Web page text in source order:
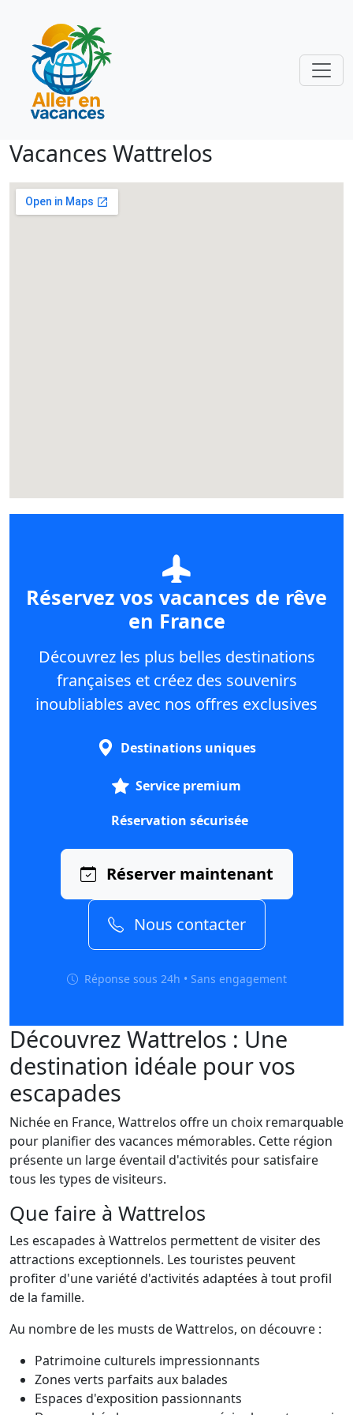
Vacances Wattrelos
Réservez vos vacances de rêve
en France
Découvrez les plus belles destinations
françaises et créez des souvenirs
inoubliables avec nos offres exclusives
Destinations uniques
Service premium
Réservation sécurisée
Réserver maintenant
Nous contacter
Réponse sous 24h • Sans engagement
Découvrez Wattrelos : Une
destination idéale pour vos
escapades
Nichée en France, Wattrelos offre un choix remarquable
pour planifier des vacances mémorables. Cette région
présente un large éventail d'activités pour satisfaire
tous les types de visiteurs.
Que faire à Wattrelos
Les escapades à Wattrelos permettent de visiter des
attractions exceptionnels. Les touristes peuvent
profiter d'une variété d'activités adaptées à tout profil
de la famille.
Au nombre de les musts de Wattrelos, on découvre :
Patrimoine culturels impressionnants
Zones verts parfaits aux balades
Espaces d'exposition passionnants